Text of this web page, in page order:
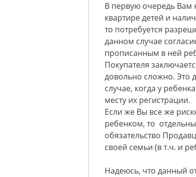
В первую очередь Вам
квартире детей и
то потребуется
данном случае
прописанным в ней
Покупателя
довольно сложно. Это
случае, когда у
месту их регистрации.
Если же Вы все же
ребенком, то
обязательство
своей семьи (в т.ч. и
Надеюсь, что данный